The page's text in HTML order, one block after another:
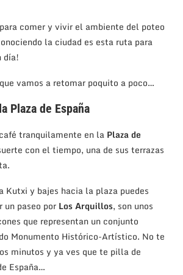
comer y vivir el ambiente del poteo
la ciudad es esta ruta para
día!
vamos a retomar poquito a poco…
Plaza de España
tranquilamente en la Plaza de
con el tiempo, una de sus terrazas
Kutxi y bajes hacia la plaza puedes
un paseo por Los Arquillos, son unos
que representan un conjunto
Monumento Histórico-Artístico. No te
minutos y ya ves que te pilla de
España…